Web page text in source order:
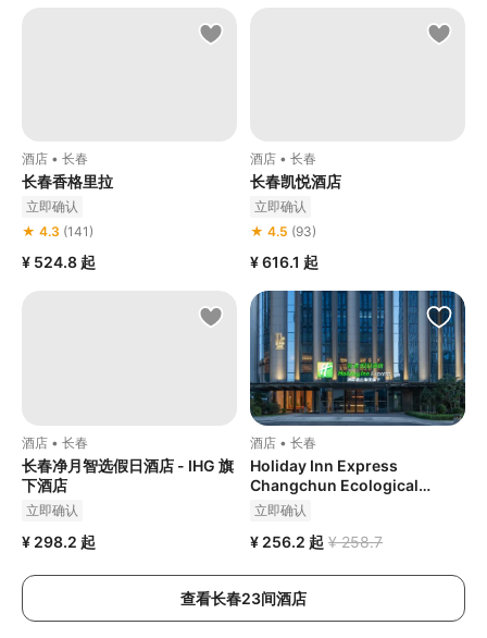
酒店 • 长春
长春香格里拉
立即确认
★ 4.3 (141)
¥ 524.8 起
酒店 • 长春
长春凯悦酒店
立即确认
★ 4.5 (93)
¥ 616.1 起
酒店 • 长春
长春净月智选假日酒店 - IHG 旗
下酒店
立即确认
¥ 298.2 起
酒店 • 长春
Holiday Inn Express
Changchun Ecological
Square
立即确认
¥ 256.2 起 ¥ 258.7
查看长春23间酒店